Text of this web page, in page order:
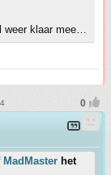
weer klaar mee…
MadMaster het